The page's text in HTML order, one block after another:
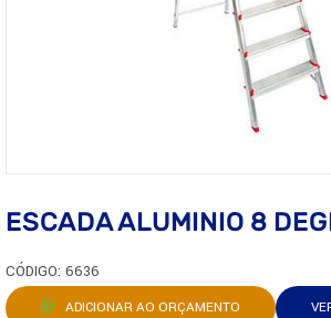
ESCADA ALUMINIO 8
CÓDIGO: 6636
ADICIONAR AO ORÇAMENTO